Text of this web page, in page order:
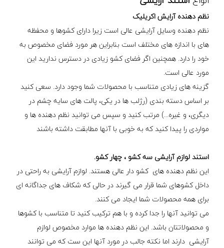
نظم دهنده آرایش اکریلیک
نظم دهنده وسایل آرایشی عالی است زیرا دارای کشوها و محفظه
های با اندازه های مختلف است بنابراین هر مورد فضای مخصوص به
خود را دارد. همچنین اگر فضای کشو زیادی در دسترس ندارید این
مورد عالی است.
گزینه های زیادی متناسب با محصولات شما وجود دارد. سعی کنید
بر اساس دسته بندی (رژلب ها در یکی، پالت های سایه چشم در
دیگری، و غیره...) مرتب کنید و سپس می توانید نظم دهنده ها و
مواردی را پیدا کنید که به خوبی با آنها مطابقت داشته باشند
استند لوازم آرایشی سه کشو ، چهار کشو.
این نظم دهنده های کشو دار عالی هستند. لوازم آرایشی به راحتی در
داخل کشوهای شما قرار می گیرند در حالی که شکاف های جداگانه ای
برای همه محصولات شما ایجاد می کنند.
می توانید آنها را جدا کرده و با هم ترکیب کنید تا متناسب با کشوها
و محصولاتتان باشد. این نظم دهنده ها موارد مخصوص لوازم
آرایشی دارند اما نکته جالب در مورد آنها این ست که می توانند